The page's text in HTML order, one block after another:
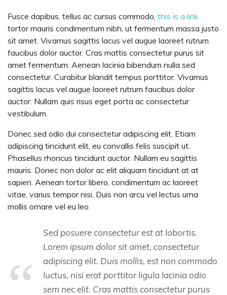
Fusce dapibus, tellus ac cursus commodo, this is a link
tortor mauris condimentum nibh, ut fermentum massa justo
sit amet. Vivamus sagittis lacus vel augue laoreet rutrum
faucibus dolor auctor. Cras mattis consectetur purus sit
amet fermentum. Aenean lacinia bibendum nulla sed
consectetur. Curabitur blandit tempus porttitor. Vivamus
sagittis lacus vel augue laoreet rutrum faucibus dolor
auctor. Nullam quis risus eget porta ac consectetur
vestibulum.
Donec sed odio dui consectetur adipiscing elit. Etiam
adipiscing tincidunt elit, eu convallis felis suscipit ut.
Phasellus rhoncus tincidunt auctor. Nullam eu sagittis
mauris. Donec non dolor ac elit aliquam tincidunt at at
sapien. Aenean tortor libero, condimentum ac laoreet
vitae, varius tempor nisi. Duis non arcu vel lectus urna
mollis ornare vel eu leo.
Sed posuere consectetur est at lobortis.
Lorem ipsum dolor sit amet, consectetur
adipiscing elit. Duis mollis, est non commodo
luctus, nisi erat porttitor ligula lacinia odio
sem nec elit. Cras mattis consectetur purus